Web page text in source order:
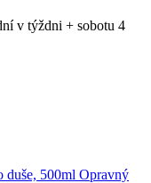
v týždni + sobotu 4
Opravný